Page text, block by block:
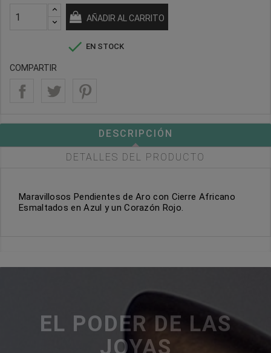
AÑADIR AL CARRITO
 EN STOCK
COMPARTIR
DESCRIPCIÓN
DETALLES DEL PRODUCTO
Maravillosos Pendientes de Aro con Cierre Africano
Esmaltados en Azul y un Corazón Rojo.
EL PODER DE LAS
JOYAS